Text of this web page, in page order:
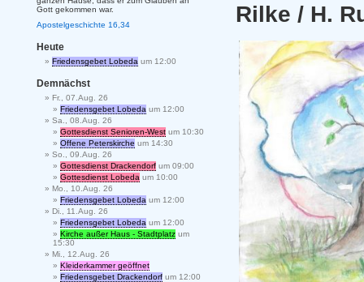
Rilke / H.
Gott gekommen war.
Apostelgeschichte 16,34
Heute
Friedensgebet Lobeda um 12:00
Demnächst
Fr., 07.Aug. 26
Friedensgebet Lobeda um 12:00
Sa., 08.Aug. 26
Gottesdienst Senioren-West um 10:30
Offene Peterskirche um 14:30
So., 09.Aug. 26
Gottesdienst Drackendorf um 09:00
Gottesdienst Lobeda um 10:00
Mo., 10.Aug. 26
Friedensgebet Lobeda um 12:00
Di., 11.Aug. 26
Friedensgebet Lobeda um 12:00
Kirche außer Haus - Stadtplatz um
15:30
Mi., 12.Aug. 26
Kleiderkammer geöffnet
Friedensgebet Drackendorf um 12:00